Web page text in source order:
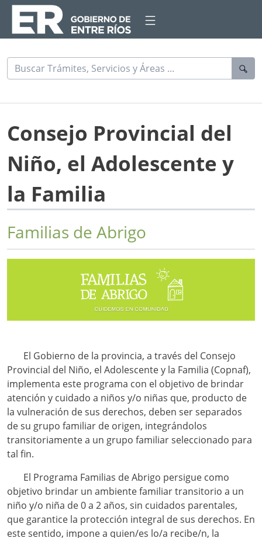
Consejo Provincial del
Niño, el Adolescente y
la Familia
Familias de Abrigo
El Gobierno de la provincia, a través del Consejo
Provincial del Niño, el Adolescente y la Familia (Copnaf),
implementa este programa con el objetivo de brindar
atención y cuidado a niños y/o niñas que, producto de
la vulneración de sus derechos, deben ser separados
de su grupo familiar de origen, integrándolos
transitoriamente a un grupo familiar seleccionado para
tal fin.
El Programa Familias de Abrigo persigue como
objetivo brindar un ambiente familiar transitorio a un
niño y/o niña de 0 a 2 años, sin cuidados parentales,
que garantice la protección integral de sus derechos. En
este sentido, impone a quien/es lo/a recibe/n, la